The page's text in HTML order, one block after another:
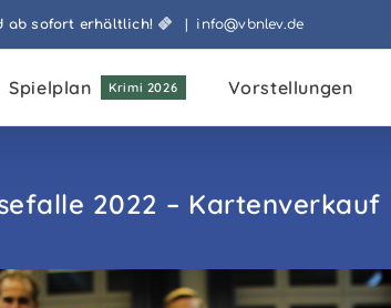
ab sofort erhältlich! info@vbnlev.de
Spielplan Krimi 2026 Vorstellungen
2022 – Kartenverkauf